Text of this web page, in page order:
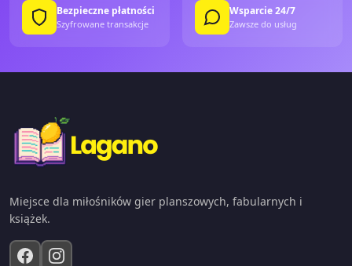
Bezpieczne płatności
Szyfrowane transakcje
Wsparcie 24/7
Zawsze do usług
Miejsce dla miłośników gier planszowych, fabularnych i
książek.